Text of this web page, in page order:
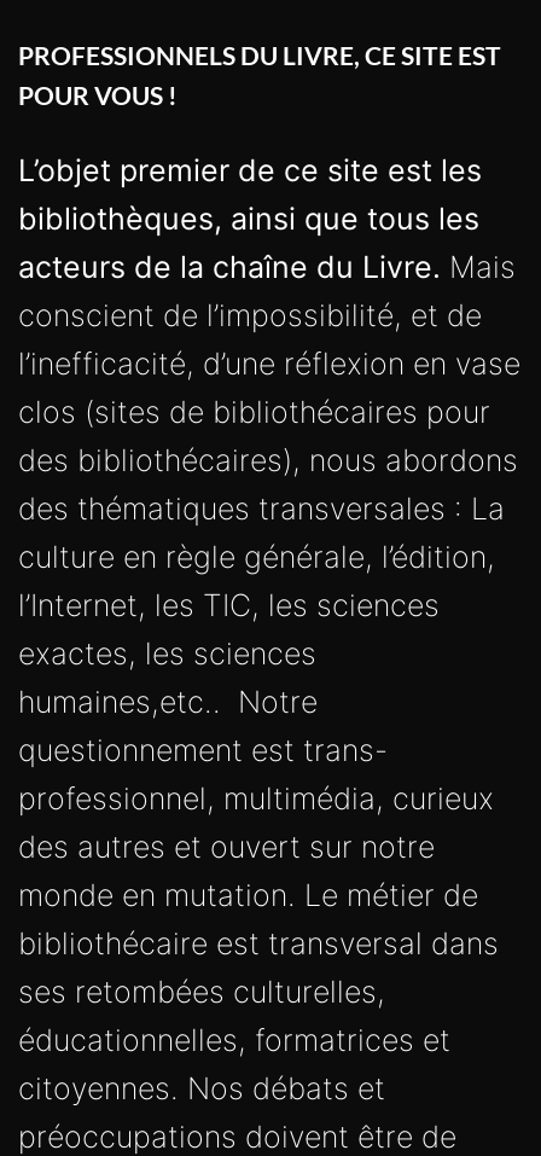
PROFESSIONNELS DU LIVRE, CE SITE EST
POUR VOUS !
L’objet premier de ce site est les
bibliothèques, ainsi que tous les
acteurs de la chaîne du Livre. Mais
conscient de l’impossibilité, et de
l’inefficacité, d’une réflexion en vase
clos (sites de bibliothécaires pour
des bibliothécaires), nous abordons
des thématiques transversales : La
culture en règle générale, l’édition,
l’Internet, les TIC, les sciences
exactes, les sciences
humaines,etc.. Notre
questionnement est trans-
professionnel, multimédia, curieux
des autres et ouvert sur notre
monde en mutation. Le métier de
bibliothécaire est transversal dans
ses retombées culturelles,
éducationnelles, formatrices et
citoyennes. Nos débats et
préoccupations doivent être de